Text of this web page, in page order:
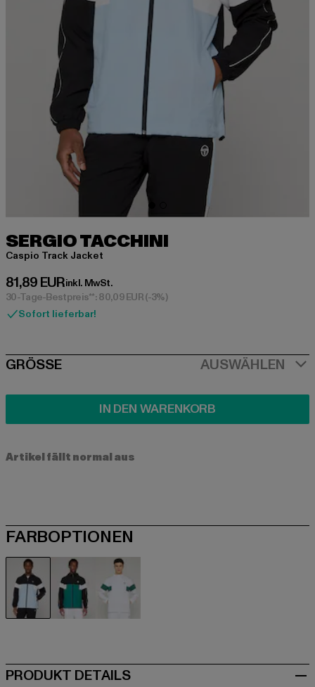
SERGIO TACCHINI
Caspio Track Jacket
81,89 EUR
Derzeitiger Preis: 81,89 EUR
inkl. MwSt.
30-Tage-Bestpreis**: 80,09 EUR(-3%)
Sofort lieferbar!
SIZE
GRÖSSE AUSWÄHLEN
IN DEN WARENKORB
Artikel fällt normal aus
FARBOPTIONEN
PRODUKT DETAILS